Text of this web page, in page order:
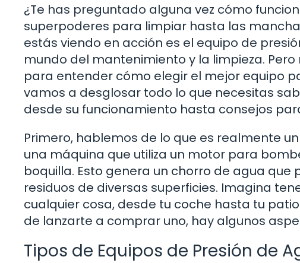
¿Te has preguntado alguna vez cómo
superpoderes para limpiar hasta las
estás viendo en acción es el equipo de
mundo del mantenimiento y la limpieza.
para entender cómo elegir el mejor equipo
vamos a desglosar todo lo que necesitas
desde su funcionamiento hasta consejos
Primero, hablemos de lo que es realmente
una máquina que utiliza un motor para
boquilla. Esto genera un chorro de agua
residuos de diversas superficies. Imagina
cualquier cosa, desde tu coche hasta tu
de lanzarte a comprar uno, hay algunos
Tipos de Equipos de Presión de